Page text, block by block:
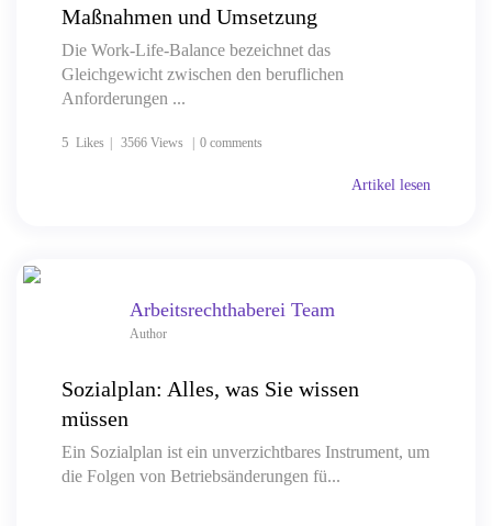
Maßnahmen und Umsetzung
Die Work-Life-Balance bezeichnet das
Gleichgewicht zwischen den beruflichen
Anforderungen ...
5 Likes 3566 Views 0 comments
Artikel lesen
Arbeitsrechthaberei Team
Author
Sozialplan: Alles, was Sie wissen
müssen
Ein Sozialplan ist ein unverzichtbares Instrument, um
die Folgen von Betriebsänderungen fü...